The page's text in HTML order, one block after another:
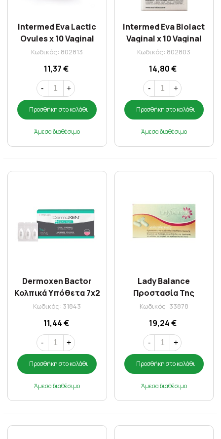
Intermed Eva Lactic
Ovules x 10 Vaginal
Ovules
Κωδικός: 802813
11,37 €
- +
Προσθήκη στο καλάθι
Άμεσα διαθέσιμο
Intermed Eva Biolact
Vaginal x 10 Vaginal
Ovules
Κωδικός: 802803
14,80 €
- +
Προσθήκη στο καλάθι
Άμεσα διαθέσιμο
Dermoxen Bactor
Κολπικά Υπόθετα 7x2
gr
Κωδικός: 31843
11,44 €
- +
Προσθήκη στο καλάθι
Άμεσα διαθέσιμο
Lady Balance
Προστασία Της
Ευαίσθητης Περιοχής
Κωδικός: 33878
19,24 €
- +
Προσθήκη στο καλάθι
Άμεσα διαθέσιμο